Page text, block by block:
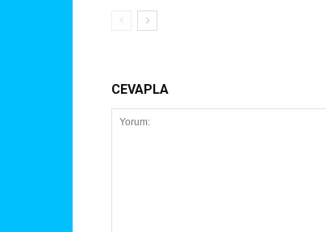
CEVAPLA